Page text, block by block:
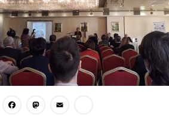
Facebook
Mastodon